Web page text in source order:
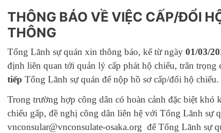
THÔNG BÁO VỀ VIỆC CẤP/ĐỔI
THÔNG
Tổng Lãnh sự quán xin thông báo, kể từ ngày 01/03/
định liên quan tới quản lý cấp phát hộ chiếu, trân
tiếp Tổng Lãnh sự quán để nộp hồ sơ cấp/đổi hộ chiếu.
Trong trường hợp công dân có hoàn cảnh đặc biệt khó
chiếu gấp, đề nghị công dân liên hệ với Tổng Lãnh sự
vnconsular@vnconsulate-osaka.org để Tổng Lãnh sự